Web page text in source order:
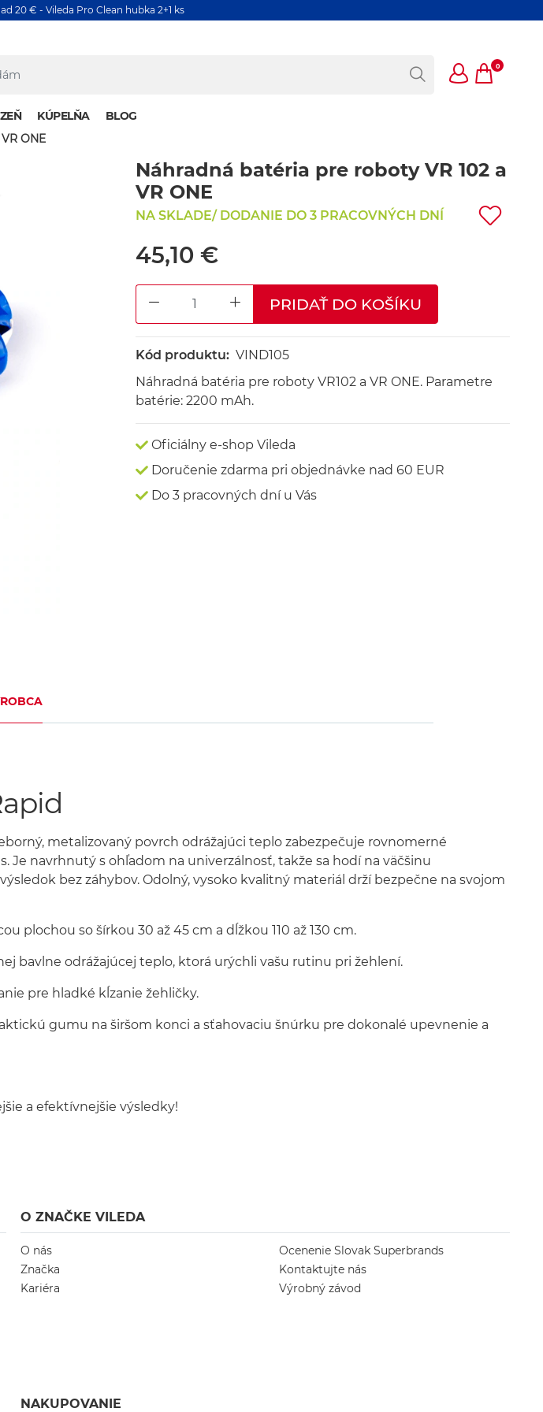
20 € - Vileda Pro Clean hubka 2+1 ks
0
KÚPELŇA
BLOG
ONE
Náhradná batéria pre roboty VR 102 a
VR ONE
NA SKLADE/ DODANIE DO 3 PRACOVNÝCH DNÍ
45,10 €
DECREASE QUANTITYINCREASE QUANTITY
PRIDAŤ DO KOŠÍKU
Kód produktu:VIND105
Náhradná batéria pre roboty VR102 a VR ONE. Parametre
batérie: 2200 mAh.
Oficiálny e-shop Vileda
Doručenie zdarma pri objednávke nad 60 EUR
Do 3 pracovných dní u Vás
metalizovaný povrch odrážajúci teplo zabezpečuje rovnomerné
Je navrhnutý s ohľadom na univerzálnosť, takže sa hodí na väčšinu
bez záhybov. Odolný, vysoko kvalitný materiál drží bezpečne na svojom
plochou so šírkou 30 až 45 cm a dĺžkou 110 až 130 cm.
bavlne odrážajúcej teplo, ktorá urýchli vašu rutinu pri žehlení.
pre hladké kĺzanie žehličky.
gumu na širšom konci a sťahovaciu šnúrku pre dokonalé upevnenie a
a efektívnejšie výsledky!
O ZNAČKE VILEDA
O nás
Značka
Kariéra
Ocenenie Slovak Superbrands
Kontaktujte nás
Výrobný závod
NAKUPOVANIE